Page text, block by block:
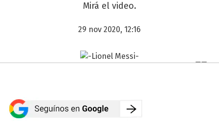
Mirá el video.
29 nov 2020, 12:16